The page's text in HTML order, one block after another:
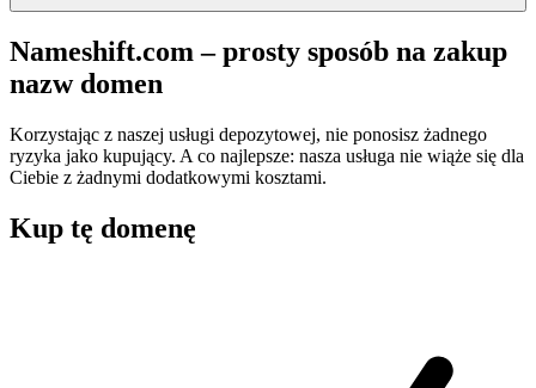
Nameshift.com – prosty sposób na zakup
nazw domen
Korzystając z naszej usługi depozytowej, nie ponosisz żadnego
ryzyka jako kupujący. A co najlepsze: nasza usługa nie wiąże się dla
Ciebie z żadnymi dodatkowymi kosztami.
Kup tę domenę